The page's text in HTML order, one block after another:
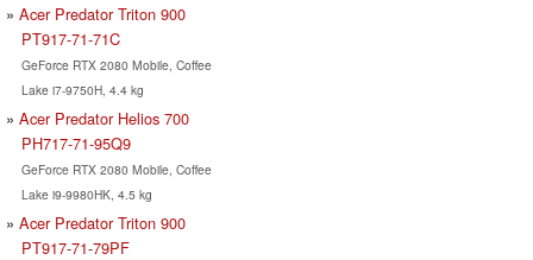
Acer Predator Triton 900
PT917-71-71C
GeForce RTX 2080 Mobile, Coffee
Lake i7-9750H, 4.4 kg
Acer Predator Helios 700
PH717-71-95Q9
GeForce RTX 2080 Mobile, Coffee
Lake i9-9980HK, 4.5 kg
Acer Predator Triton 900
PT917-71-79PF